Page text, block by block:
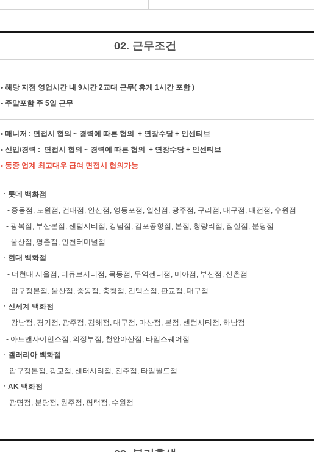
02. 근무조건
• 해당 지점 영업시간 내 9시간 2교대 근무( 휴게 1시간 포함 )
• 주말포함 주 5일 근무
• 매니저 : 면접시 협의 ~ 경력에 따른 협의 + 연장수당 + 인센티브
• 신입/경력 : 면접시 협의 ~ 경력에 따른 협의 + 연장수당 + 인센티브
• 동종 업계 최고대우 급여 면접시 협의가능
ㆍ롯데 백화점
- 중동점, 노원점, 건대점, 안산점, 영등포점, 일산점, 광주점, 구리점, 대구점, 대전점, 수원점
- 광복점, 부산본점, 센텀시티점, 강남점, 김포공항점, 본점, 청량리점, 잠실점, 분당점
- 울산점, 평촌점, 인천터미널점
ㆍ현대 백화점
- 더현대 서울점, 디큐브시티점, 목동점, 무역센터점, 미아점, 부산점, 신촌점
- 압구정본점, 울산점, 중동점, 충청점, 킨텍스점, 판교점, 대구점
ㆍ신세계 백화점
- 강남점, 경기점, 광주점, 김해점, 대구점, 마산점, 본점, 센텀시티점, 하남점
- 아트앤사이언스점, 의정부점, 천안아산점, 타임스퀘어점
ㆍ갤러리아 백화점
- 압구정본점, 광교점, 센터시티점, 진주점, 타임월드점
ㆍAK 백화점
- 광명점, 분당점, 원주점, 평택점, 수원점